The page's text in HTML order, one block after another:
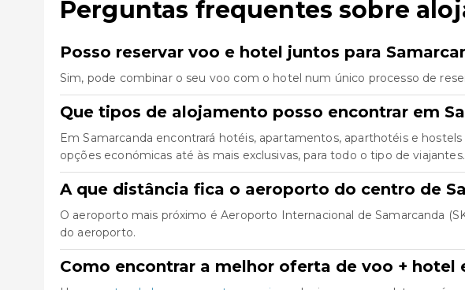
Perguntas frequentes sobre
Posso reservar voo e hotel juntos para
Sim, pode combinar o seu voo com o hotel num único processo de
Que tipos de alojamento posso encontrar em
Em Samarcanda encontrará hotéis, apartamentos, aparthotéis e
opções económicas até às mais exclusivas, para todo o tipo de viajantes.
A que distância fica o aeroporto do centro de
O aeroporto mais próximo é Aeroporto Internacional de Samarcanda
do aeroporto.
Como encontrar a melhor oferta de voo + hotel